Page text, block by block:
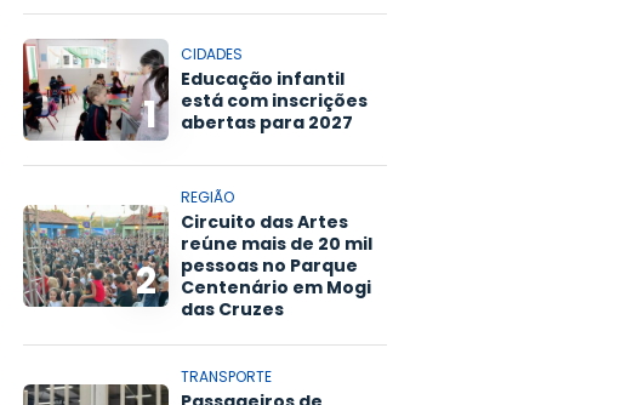
1
CIDADES
Educação infantil
está com inscrições
abertas para 2027
2
REGIÃO
Circuito das Artes
reúne mais de 20 mil
pessoas no Parque
Centenário em Mogi
das Cruzes
TRANSPORTE